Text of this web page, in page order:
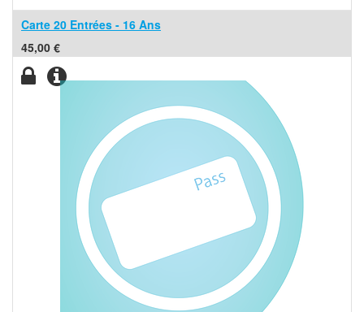
Carte 20 Entrées - 16 Ans
45,00 €